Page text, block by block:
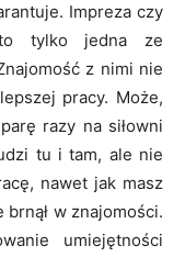
Impreza czy
tylko jedna ze
z nimi nie
pracy. Może,
razy na siłowni
tu i tam, ale nie
nawet jak masz
w znajomości.
umiejętności